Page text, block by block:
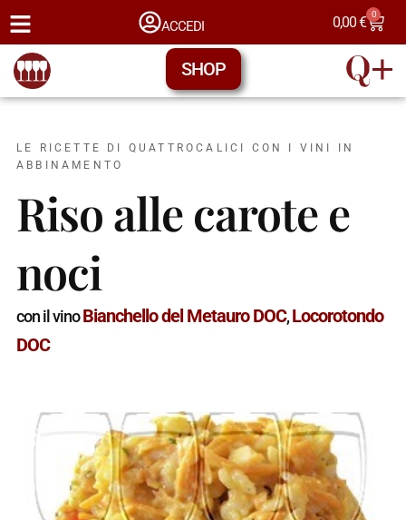
ACCEDI 0,00€ 0
SHOP
LE RICETTE DI QUATTROCALICI CON I VINI IN
ABBINAMENTO
Riso alle carote e
noci
con il vinoBianchello del Metauro DOC,Locorotondo
DOC